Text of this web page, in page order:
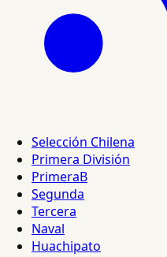
Selección Chilena
Primera División
PrimeraB
Segunda
Tercera
Naval
Huachipato